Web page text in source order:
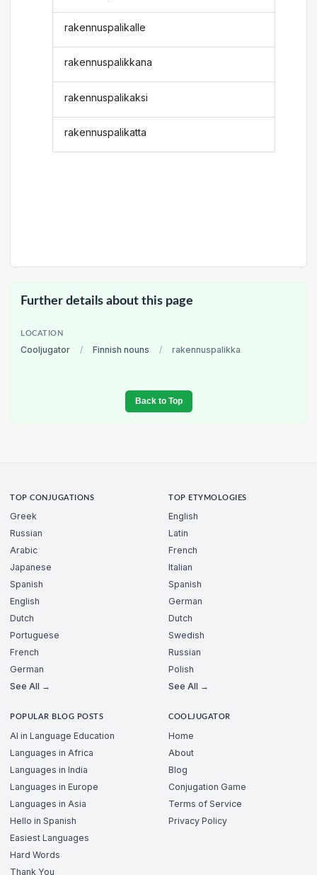
rakennuspalikalle
rakennuspalikkana
rakennuspalikaksi
rakennuspalikatta
Further details about this page
LOCATION
Cooljugator / Finnish nouns / rakennuspalikka
Back to Top
TOP CONJUGATIONS
Greek
Russian
Arabic
Japanese
Spanish
English
Dutch
Portuguese
French
German
See All →
TOP ETYMOLOGIES
English
Latin
French
Italian
Spanish
German
Dutch
Swedish
Russian
Polish
See All →
POPULAR BLOG POSTS
AI in Language Education
Languages in Africa
Languages in India
Languages in Europe
Languages in Asia
Hello in Spanish
Easiest Languages
Hard Words
Thank You
COOLJUGATOR
Home
About
Blog
Conjugation Game
Terms of Service
Privacy Policy